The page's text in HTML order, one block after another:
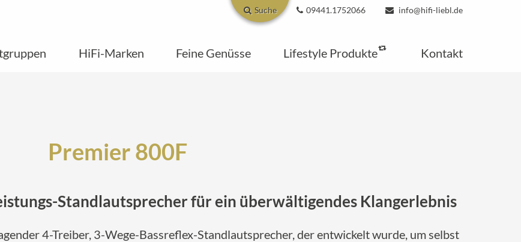
Suche 09441.1752066 info@hifi-liebl.de
HiFi-Marken Feine Genüsse Lifestyle Produkte Kontakt
Premier 800F
Standlautsprecher für ein überwältigendes Klangerlebnis
4-Treiber, 3-Wege-Bassreflex-Standlautsprecher, der entwickelt wurde, um selbst